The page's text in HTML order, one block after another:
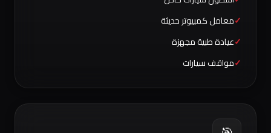
معامل كمبيوتر حديثة
عيادة طبية مجهزة
مواقف سيارات